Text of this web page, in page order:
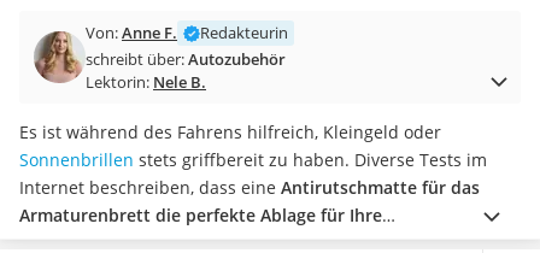
Marderschreck
Wagenheber 3t
AGM-Batterie Wohnmobil
Thule-Fahrradträger
FM-Transmitter
Sommerreifen 205/55 R16
Autobatterie-Ladegerät
Starthilfe mit Kompressor
Von:Anne F.
Redakteurin
schreibt über:Autozubehör
Lektorin: Nele B.
Es ist während des Fahrens hilfreich, Kleingeld oder
Sonnenbrillen stets griffbereit zu haben. Diverse Tests im
Internet beschreiben, dass eine Antirutschmatte für das
Armaturenbrett die perfekte Ablage für Ihre
Wertgegenständeist. Diese bleibt sicher liegen und fällt